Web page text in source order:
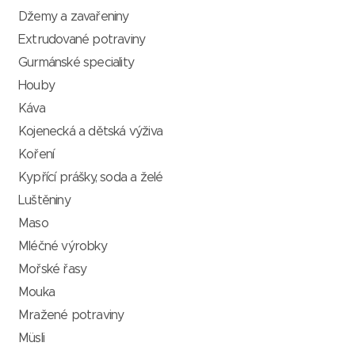
Džemy a zavařeniny
Extrudované potraviny
Gurmánské speciality
Houby
Káva
Kojenecká a dětská výživa
Koření
Kypřící prášky, soda a želé
Luštěniny
Maso
Mléčné výrobky
Mořské řasy
Mouka
Mražené potraviny
Müsli